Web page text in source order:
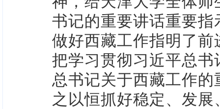
书记的重要讲话重要
做好西藏工作指明了
把学习贯彻习近平总
总书记关于西藏工作
之以恒抓好稳定、发